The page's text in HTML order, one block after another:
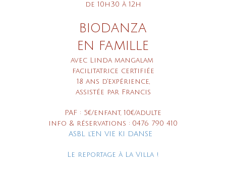
de 10h30 à 12h
BIODANZA
EN FAMILLE
avec Linda mangalam
facilitatrice certifiée
18 ans d'expérience,
assistée par Francis
PAF : 5€/enfant, 10€/adulte
info & réservations : 0476 790 410
ASBL l'EN VIE KI DANSE
Le reportage à La Villa !